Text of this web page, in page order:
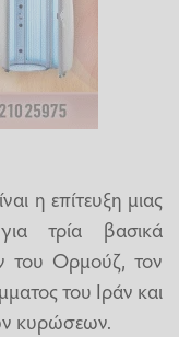
η επίτευξη μιας
τρία βασικά
του Ορμούζ, τον
του Ιράν και
κυρώσεων.